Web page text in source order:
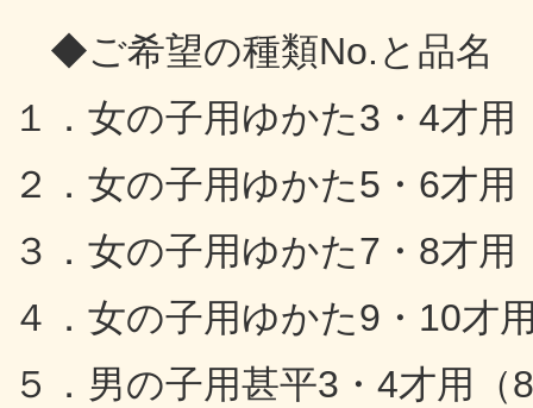
◆ご希望の種類No.と品名
１．女の子用ゆかた3・4才用
２．女の子用ゆかた5・6才
３．女の子用ゆかた7・8才
４．女の子用ゆかた9・10才
５．男の子用甚平3・4才用（